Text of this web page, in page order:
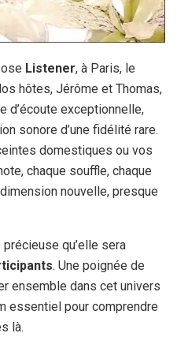
Listener, à Paris, le
hôtes, Jérôme et Thomas,
d’écoute exceptionnelle,
sonore d’une fidélité rare.
domestiques ou vos
chaque souffle, chaque
nouvelle, presque
précieuse qu’elle sera
. Une poignée de
ensemble dans cet univers
essentiel pour comprendre
là.